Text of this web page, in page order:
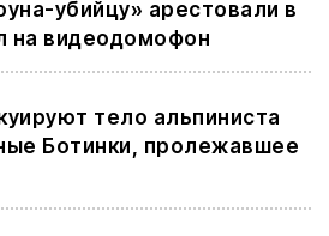
убийцу» арестовали в
на видеодомофон
тело альпиниста
Ботинки, пролежавшее